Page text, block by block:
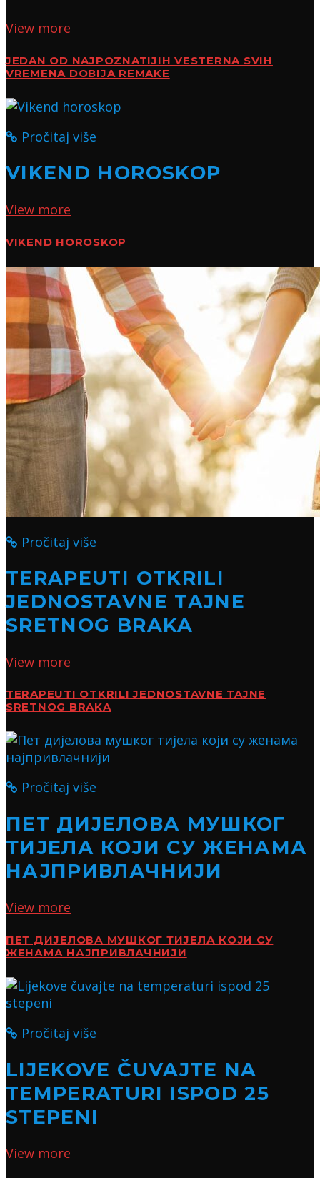
View more
JEDAN OD NAJPOZNATIJIH VESTERNA SVIH
VREMENA DOBIJA REMAKE
Pročitaj više
VIKEND HOROSKOP
View more
VIKEND HOROSKOP
Pročitaj više
TERAPEUTI OTKRILI
JEDNOSTAVNE TAJNE
SRETNOG BRAKA
View more
TERAPEUTI OTKRILI JEDNOSTAVNE TAJNE
SRETNOG BRAKA
Pročitaj više
ПЕТ ДИЈЕЛОВА МУШКОГ
ТИЈЕЛА КОЈИ СУ ЖЕНАМА
НАЈПРИВЛАЧНИЈИ
View more
ПЕТ ДИЈЕЛОВА МУШКОГ ТИЈЕЛА КОЈИ СУ
ЖЕНАМА НАЈПРИВЛАЧНИЈИ
Pročitaj više
LIJEKOVE ČUVAJTE NA
TEMPERATURI ISPOD 25
STEPENI
View more